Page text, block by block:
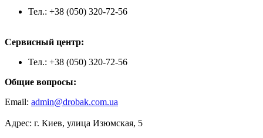
Тел.: +38 (050) 320-72-56
Сервисный центр:
Тел.: +38 (050) 320-72-56
Общие вопросы:
Email: admin@drobak.com.ua
Адрес: г. Киев, улица Изюмская, 5